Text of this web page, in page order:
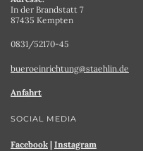
In der Brandstatt 7
87435 Kempten
0831/52170-45
bueroeinrichtung@staehlin.de
Anfahrt
SOCIAL MEDIA
Facebook | Instagram